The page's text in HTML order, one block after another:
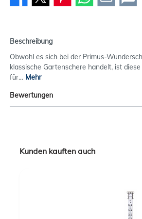
Beschreibung
Obwohl es sich bei der Primus-
klassische Gartenschere handelt, ist
für… Mehr
Bewertungen
Kunden kauften auch